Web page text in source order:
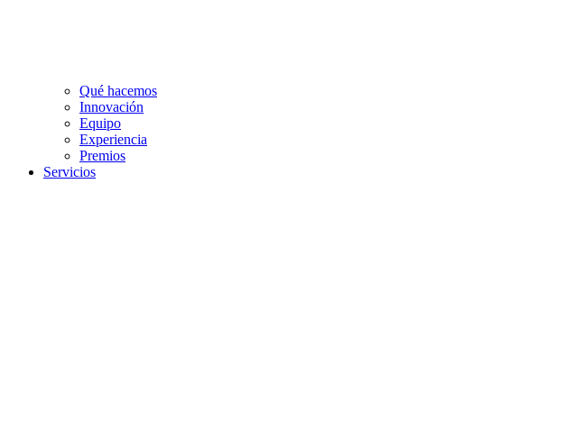
Qué hacemos
Innovación
Equipo
Experiencia
Premios
Servicios